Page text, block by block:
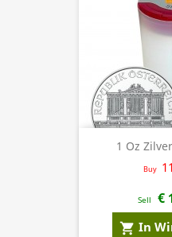
1 Oz
Buy
Sell €
shopping_cart In